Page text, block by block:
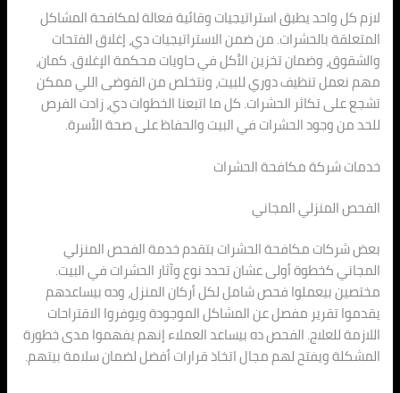
لازم كل واحد يطبق استراتيجيات وقائية فعالة لمكافحة المشاكل
المتعلقة بالحشرات. من ضمن الاستراتيجيات دي، إغلاق الفتحات
والشقوق، وضمان تخزين الأكل في حاويات محكمة الإغلاق. كمان،
مهم نعمل تنظيف دوري للبيت، ونتخلص من الفوضى اللي ممكن
تشجع على تكاثر الحشرات. كل ما اتبعنا الخطوات دي، زادت الفرص
للحد من وجود الحشرات في البيت والحفاظ على صحة الأسرة.
خدمات شركة مكافحة الحشرات
الفحص المنزلي المجاني
بعض شركات مكافحة الحشرات بتقدم خدمة الفحص المنزلي
المجاني كخطوة أولى عشان تحدد نوع وآثار الحشرات في البيت.
مختصين بيعملوا فحص شامل لكل أركان المنزل، وده بيساعدهم
يقدموا تقرير مفصل عن المشاكل الموجودة ويوفروا الاقتراحات
اللازمة للعلاج. الفحص ده بيساعد العملاء إنهم يفهموا مدى خطورة
المشكلة ويفتح لهم مجال اتخاذ قرارات أفضل لضمان سلامة بيتهم.